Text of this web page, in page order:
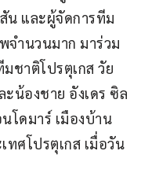
น และผู้จัดการทีม
จำนวนมาก มาร่วม
ชาติโปรตุเกส วัย
น้องชาย อังเดร ซิล
โดมาร์ เมืองบ้าน
ทศโปรตุเกส เมื่อวัน